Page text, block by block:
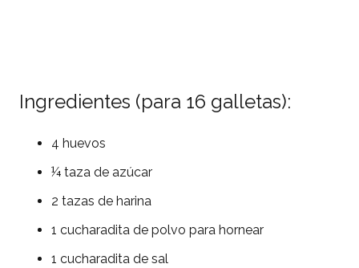
Ingredientes (para 16 galletas):
4 huevos
¼ taza de azúcar
2 tazas de harina
1 cucharadita de polvo para hornear
1 cucharadita de sal